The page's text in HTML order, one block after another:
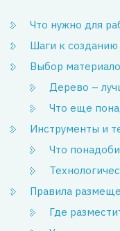
Что нужно для
Шаги к созданию
Выбор
Дерево –
Что еще
Инструменты и
Что
Правила
Где